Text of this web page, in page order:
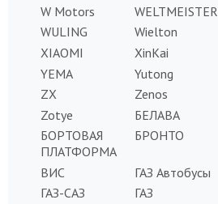
W Motors
WELTMEISTER
WULING
Wielton
XIAOMI
XinKai
YEMA
Yutong
ZX
Zenos
Zotye
БЕЛАВА
БОРТОВАЯ
ПЛАТФОРМА
БРОНТО
ВИС ГАЗ Автобусы
ГАЗ-САЗ
ГАЗ